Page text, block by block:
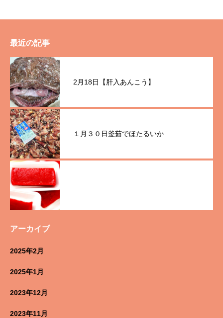
最近の記事
2月18日【肝入あんこう】
１月３０日釜茹でほたるいか
アーカイブ
2025年2月
2025年1月
2023年12月
2023年11月